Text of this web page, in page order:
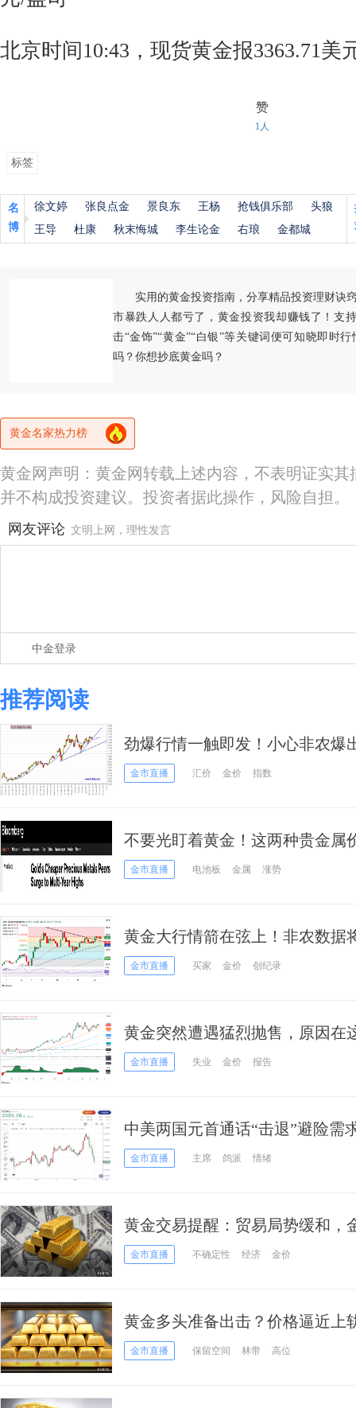
北京时间10:43，现货黄金报3363.71美
赞
1人
标签
名
博
徐文婷 张良点金 景良东 王杨 抢钱俱乐部
头狼
王导
杜康 秋末悔城 李生论金 右琅 金都城
实用的黄金投资指南，分享精品投资理财诀
市暴跌人人都亏了，黄金投资我却赚钱了！支
击“金饰”“黄金”“白银”等关键词便可知晓即时
吗？你想抄底黄金吗？
黄金名家热力榜
黄金网声明：黄金网转载上述内容，不表明证实
并不构成投资建议。投资者据此操作，风险自担。
网友评论 文明上网，理性发言
中金登录
推荐阅读
劲爆行情一触即发！小心非农爆
指数、日元、欧元、英镑、澳元
金市直播 汇价 金价 指数
不要光盯着黄金！这两种贵金属
金市直播 电池板 金属 涨势
黄金大行情箭在弦上！非农数据
FXStreet高级分析师金价技术分析
金市直播 买家 金价 创纪录
黄金突然遭遇猛烈抛售，原因在
易黄金？
金市直播 失业 金价 报告
中美两国元首通话“击退”避险需
美元、险破3350
金市直播 主席 鸽派 情绪
黄金交易提醒：贸易局势缓和，
落，关注非农数据！
金市直播 不确定性 经济 金价
黄金多头准备出击？价格逼近上
刻金市直播 保留空间 林带 高位